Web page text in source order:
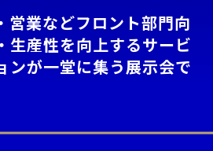
営業などフロント部門向
生産性を向上するサービ
ンが一堂に集う展示会で